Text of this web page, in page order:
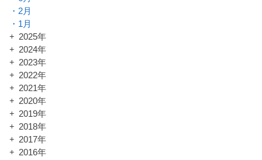
2月
1月
2025年
2024年
2023年
2022年
2021年
2020年
2019年
2018年
2017年
2016年